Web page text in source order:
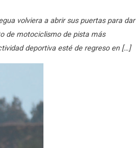
volviera a abrir sus puertas para dar
de motociclismo de pista más
deportiva esté de regreso en […]